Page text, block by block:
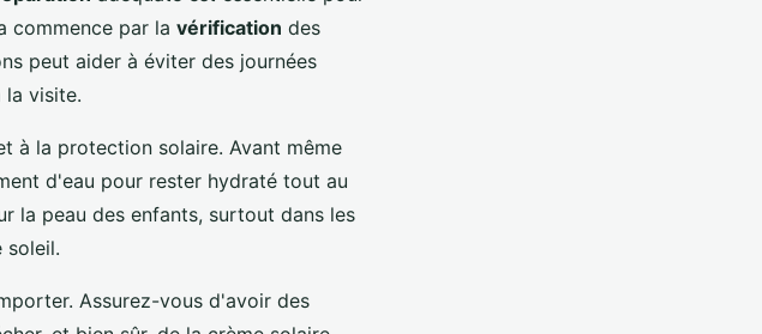
commence par la vérification des
peut aider à éviter des journées
la visite.
à la protection solaire. Avant même
d'eau pour rester hydraté tout au
la peau des enfants, surtout dans les
soleil.
Assurez-vous d'avoir des